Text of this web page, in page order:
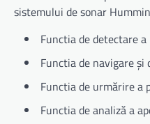
sistemului de sonar
Functia de detectare
Functia de navigare
Functia de urmărire a
Functia de analiză a